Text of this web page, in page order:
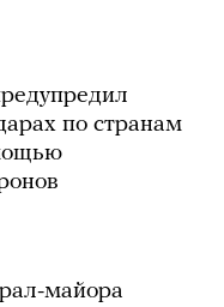
по странам
майора